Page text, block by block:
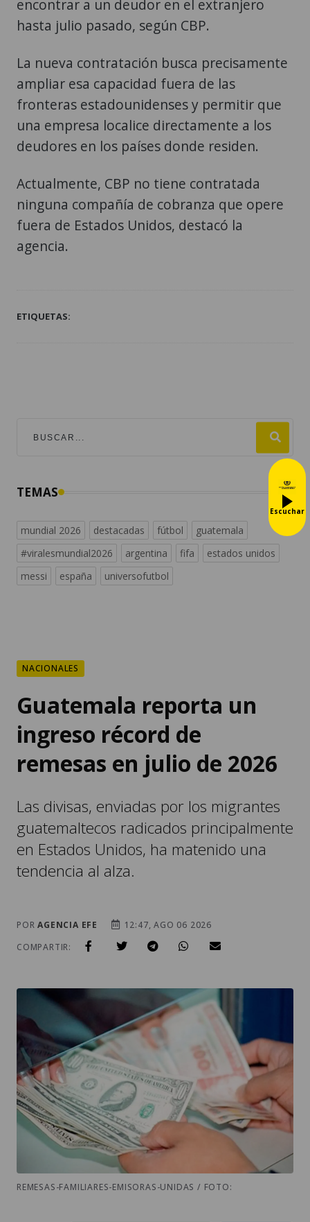
encontrar a un deudor en el extranjero
hasta julio pasado, según CBP.
La nueva contratación busca precisamente
ampliar esa capacidad fuera de las
fronteras estadounidenses y permitir que
una empresa localice directamente a los
deudores en los países donde residen.
Actualmente, CBP no tiene contratada
ninguna compañía de cobranza que opere
fuera de Estados Unidos, destacó la
agencia.
ETIQUETAS:
TEMAS
mundial 2026 destacadas fútbol
guatemala
#viralesmundial2026
argentina fifa
estados unidos
messi
españa universofutbol
NACIONALES
Guatemala reporta un
ingreso récord de
remesas en julio de 2026
Las divisas, enviadas por los migrantes
guatemaltecos radicados principalmente
en Estados Unidos, ha matenido una
tendencia al alza.
PORAGENCIA EFE
12:47, AGO 06 2026
COMPARTIR:
REMESAS-FAMILIARES-EMISORAS-UNIDAS / FOTO:
Escuchar